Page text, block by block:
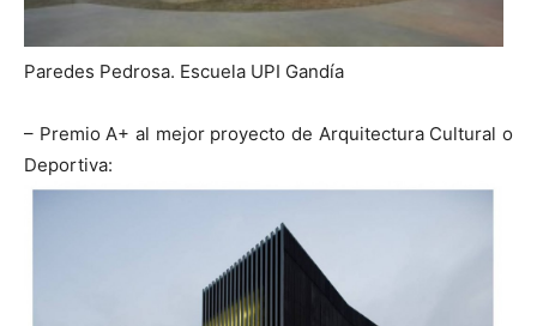
Paredes Pedrosa. Escuela UPI Gandía
– Premio A+ al mejor proyecto de Arquitectura Cultural o
Deportiva: